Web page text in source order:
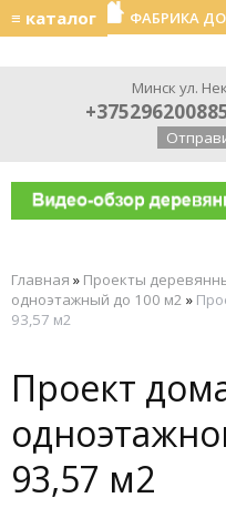
≡ каталог ФАБРИКА
Минск ул.
Главная » Проекты
одноэтажный до 100 м2 »
93,57 м2
Проект
93,57 м2